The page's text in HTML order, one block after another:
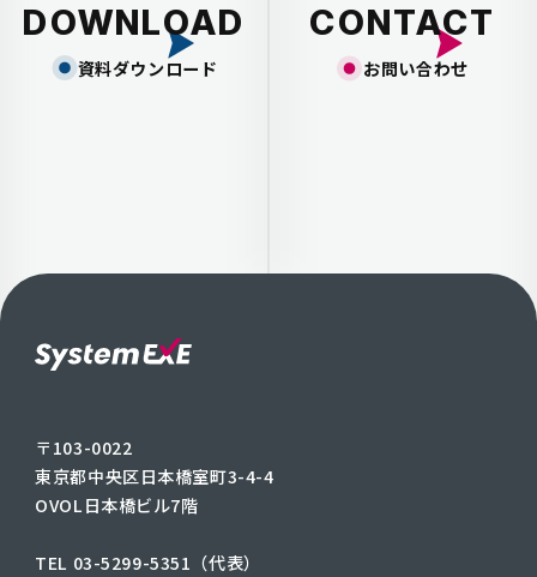
DOWNLOAD
資料ダウンロード
CONTACT
お問い合わせ
〒103-0022
東京都中央区日本橋室町3-4-4
OVOL日本橋ビル7階
TEL 03-5299-5351（代表）